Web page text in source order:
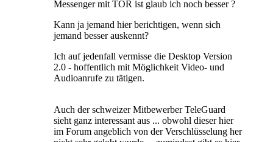
Messenger mit TOR ist glaub ich noch besser ?
Kann ja jemand hier berichtigen, wenn sich
jemand besser auskennt?
Ich auf jedenfall vermisse die Desktop Version
2.0 - hoffentlich mit Möglichkeit Video- und
Audioanrufe zu tätigen.
Auch der schweizer Mitbewerber TeleGuard
sieht ganz interessant aus ... obwohl dieser hier
im Forum angeblich von der Verschlüsselung her